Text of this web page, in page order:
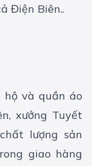
Điện Biên..
hộ và quần áo
xưởng Tuyết
lượng sản
giao hàng